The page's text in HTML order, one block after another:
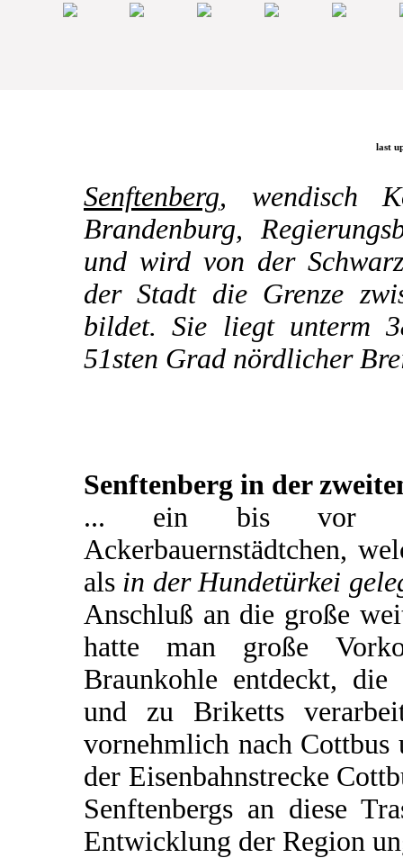
last
Senftenberg, wendisch
Brandenburg,
und wird von der
der Stadt die Grenze
bildet. Sie liegt unterm
51sten Grad nördlicher
Senftenberg in der
... ein bis vor
Ackerbauernstädtchen,
als in der Hundetürkei
Anschluß an die große
hatte man große
Braunkohle entdeckt, die
und zu Briketts
vornehmlich nach
der Eisenbahnstrecke
Senftenbergs an diese
Entwicklung der Region